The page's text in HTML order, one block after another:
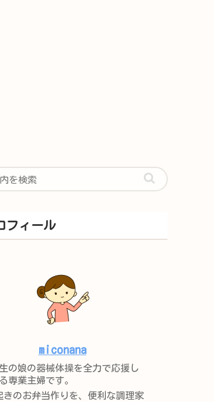
フィール
miconana
の娘の器械体操を全力で応援し
専業主婦です。
きのお弁当作りを、便利な調理家